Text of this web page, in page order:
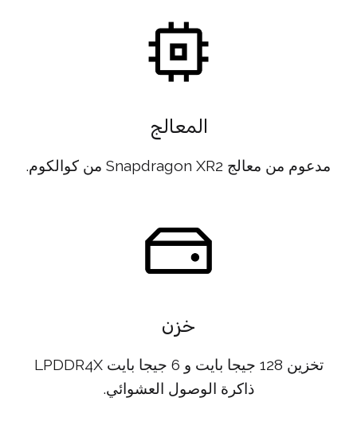
المعالج
مدعوم من معالج Snapdragon XR2 من كوالكوم.
خزن
تخزين 128 جيجا بايت و 6 جيجا بايت LPDDR4X
ذاكرة الوصول العشوائي.